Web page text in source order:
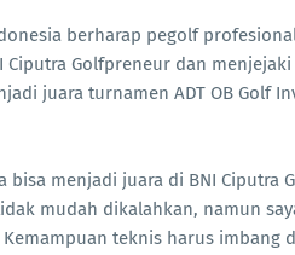
berharap pegolf
Golfpreneur dan menjejaki
juara turnamen ADT OB Golf
bisa menjadi juara di BNI Ciputra
mudah dikalahkan, namun
teknis harus imbang